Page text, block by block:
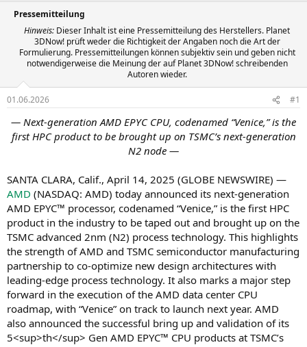
Pressemitteilung
Hinweis: Dieser Inhalt ist eine Pressemitteilung des Herstellers. Planet
3DNow! prüft weder die Richtigkeit der Angaben noch die Art der
Formulierung. Pressemitteilungen können subjektiv sein und geben nicht
notwendigerweise die Meinung der auf Planet 3DNow! schreibenden
Autoren wieder.
01.06.2026 #1
— Next-generation AMD EPYC CPU, codenamed “Venice,” is the
first HPC product to be brought up on TSMC’s next-generation
N2 node —
SANTA CLARA, Calif., April 14, 2025 (GLOBE NEWSWIRE) —
AMD (NASDAQ: AMD) today announced its next-generation
AMD EPYC™ processor, codenamed “Venice,” is the first HPC
product in the industry to be taped out and brought up on the
TSMC advanced 2nm (N2) process technology. This highlights
the strength of AMD and TSMC semiconductor manufacturing
partnership to co-optimize new design architectures with
leading-edge process technology. It also marks a major step
forward in the execution of the AMD data center CPU
roadmap, with “Venice” on track to launch next year. AMD
also announced the successful bring up and validation of its
5<sup>th</sup> Gen AMD EPYC™ CPU products at TSMC’s